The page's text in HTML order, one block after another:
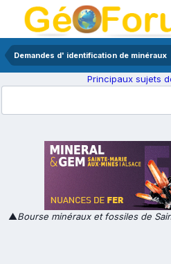
Demandes d' identification de minéraux
Principaux sujets
▲Bourse minéraux et fossiles de